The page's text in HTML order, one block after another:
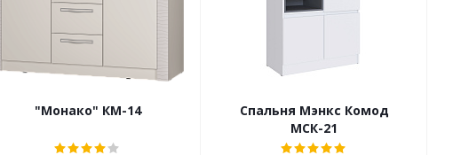
"Монако" КМ-14
Спальня Мэнкс Комод
МСК-21